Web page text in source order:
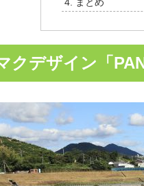
まとめ
クデザイン「